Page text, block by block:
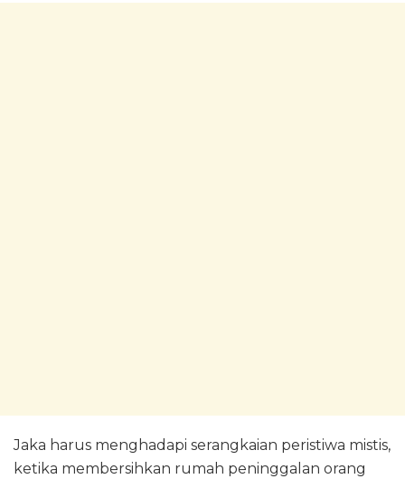
Jaka harus menghadapi serangkaian peristiwa mistis,
ketika membersihkan rumah peninggalan orang